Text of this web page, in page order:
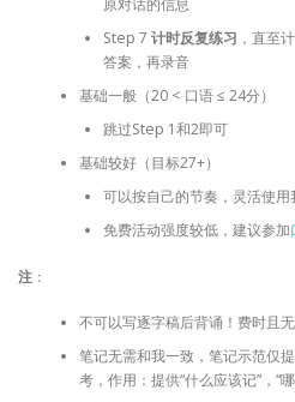
原对话的信息
Step 7 计时反复练习 ，直至
答案，再录音
基础一般（20 < 口语 ≤ 24分）
跳过Step 1和2即可
基础较好（目标27+）
可以按自己的节奏，灵活使
免费活动强度较低，建议参加
注 ：
不可以写逐字稿后背诵！费时且无
笔记无需和我一致，笔记示范仅
考，作用：提供“什么应该记”，“